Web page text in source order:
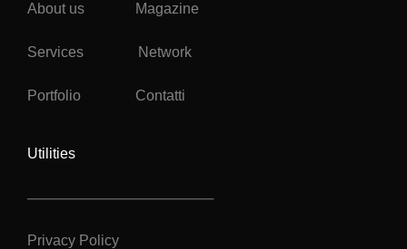
About us Magazine
Services Network
Portfolio Contatti
Utilities
Privacy Policy